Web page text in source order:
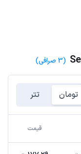
(3 صرافی)
تومان تتر
قیمت